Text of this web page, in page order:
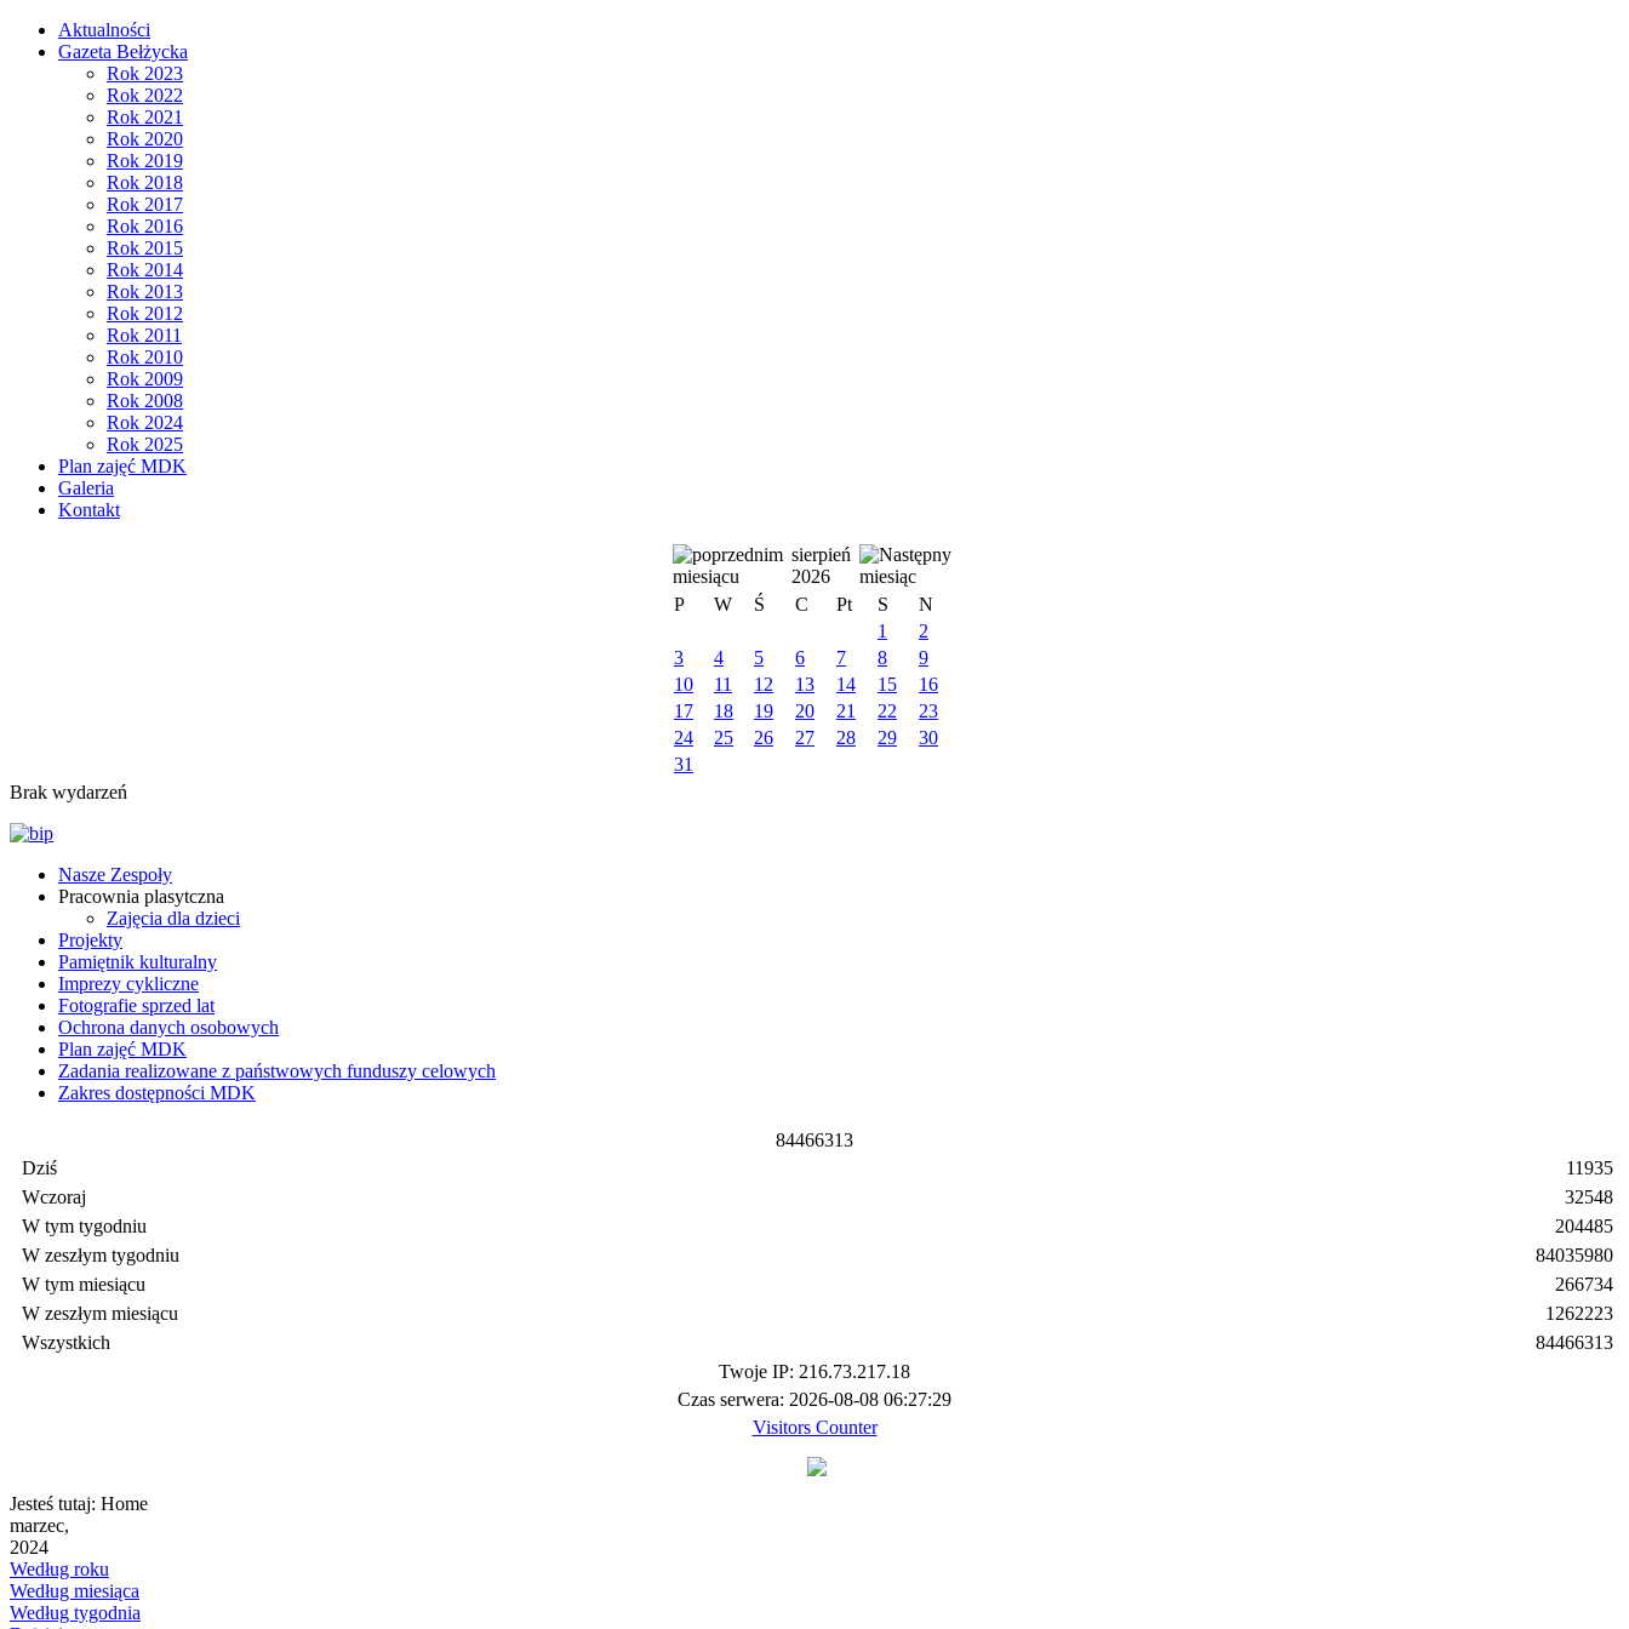
Aktualności
Gazeta Bełżycka
Rok 2023
Rok 2022
Rok 2021
Rok 2020
Rok 2019
Rok 2018
Rok 2017
Rok 2016
Rok 2015
Rok 2014
Rok 2013
Rok 2012
Rok 2011
Rok 2010
Rok 2009
Rok 2008
Rok 2024
Rok 2025
Plan zajęć MDK
Galeria
Kontakt
sierpień
2026
P
W Ś C Pt S
N
1
2
3
4 5 6 7 8
9
10
11 12 13 14 15
16
17
18 19 20 21 22
23
24
25 26 27 28 29
30
31
Brak wydarzeń
Nasze Zespoły
Pracownia plasytczna
Zajęcia dla dzieci
Projekty
Pamiętnik kulturalny
Imprezy cykliczne
Fotografie sprzed lat
Ochrona danych osobowych
Plan zajęć MDK
Zadania realizowane z państwowych funduszy celowych
Zakres dostępności MDK
84466313
Dziś
Wczoraj
W tym tygodniu
W zeszłym tygodniu
W tym miesiącu
W zeszłym miesiącu
Wszystkich
11935
32548
204485
84035980
266734
1262223
84466313
Twoje IP: 216.73.217.18
Czas serwera: 2026-08-08 06:27:29
Visitors Counter
Jesteś tutaj: Home
marzec,
2024
Według roku
Według miesiąca
Według tygodnia